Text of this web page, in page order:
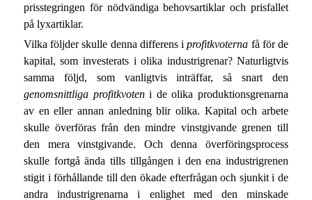
prisstegringen för nödvändiga behovsartiklar och prisfallet
på lyxartiklar.
Vilka följder skulle denna differens iprofitkvoterna få för de
kapital, som investerats i olika industrigrenar? Naturligtvis
samma följd, som vanligtvis inträffar, så snart den
genomsnittliga profitkvoteni de olika produktionsgrenarna
av en eller annan anledning blir olika. Kapital och arbete
skulle överföras från den mindre vinstgivande grenen till
den mera vinstgivande. Och denna överföringsprocess
skulle fortgå ända tills tillgången i den ena industrigrenen
stigit i förhållande till den ökade efterfrågan och sjunkit i de
andra industrigrenarna i enlighet med den minskade